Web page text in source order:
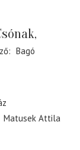
Bagó
Matusek Attila